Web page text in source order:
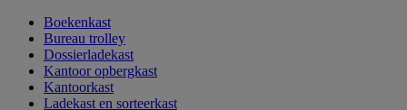
Boekenkast
Bureau trolley
Dossierladekast
Kantoor opbergkast
Kantoorkast
Ladekast en sorteerkast